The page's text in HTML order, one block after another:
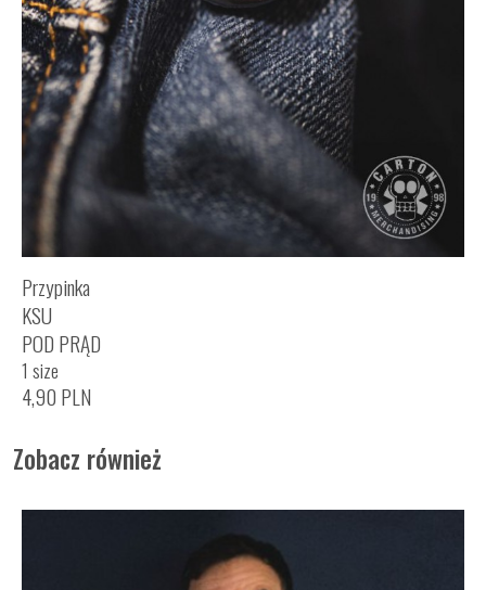
Przypinka
KSU
POD PRĄD
1 size
4,90 PLN
Zobacz również